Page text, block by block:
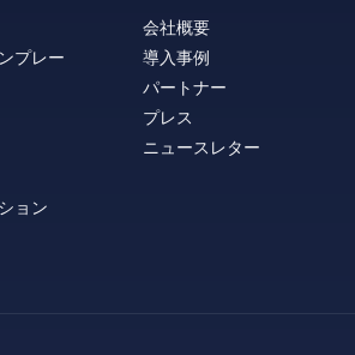
プレー
ョン
会社概要
導入事例
パートナー
プレス
ニュースレター